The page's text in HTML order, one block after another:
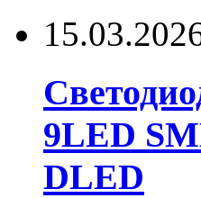
9LED
DLED